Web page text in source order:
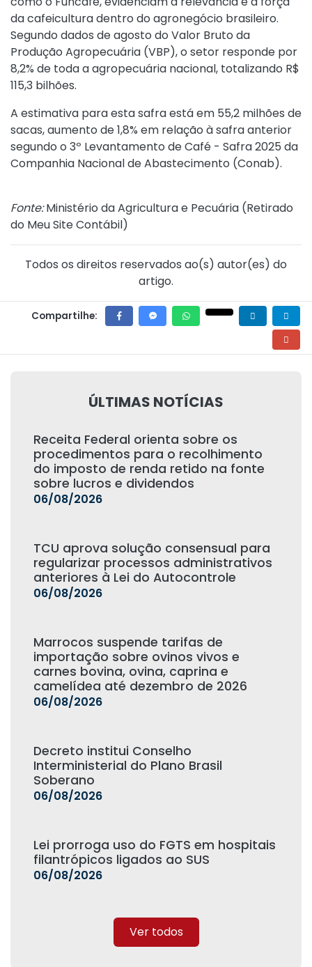
da cafeicultura dentro do agronegócio brasileiro.
Segundo dados de agosto do Valor Bruto da
Produção Agropecuária (VBP), o setor responde por
8,2% de toda a agropecuária nacional, totalizando R$
115,3 bilhões.
A estimativa para esta safra está em 55,2 milhões de
sacas, aumento de 1,8% em relação à safra anterior
segundo o 3º Levantamento de Café - Safra 2025 da
Companhia Nacional de Abastecimento (Conab).
Fonte:Ministério da Agricultura e Pecuária (Retirado
do Meu Site Contábil)
Todos os direitos reservados ao(s) autor(es) do
artigo.
Compartilhe:
ÚLTIMAS NOTÍCIAS
Receita Federal orienta sobre os
procedimentos para o recolhimento
do imposto de renda retido na fonte
sobre lucros e dividendos
06/08/2026
TCU aprova solução consensual para
regularizar processos administrativos
anteriores à Lei do Autocontrole
06/08/2026
Marrocos suspende tarifas de
importação sobre ovinos vivos e
carnes bovina, ovina, caprina e
camelídea até dezembro de 2026
06/08/2026
Decreto institui Conselho
Interministerial do Plano Brasil
Soberano
06/08/2026
Lei prorroga uso do FGTS em hospitais
filantrópicos ligados ao SUS
06/08/2026
Ver todos